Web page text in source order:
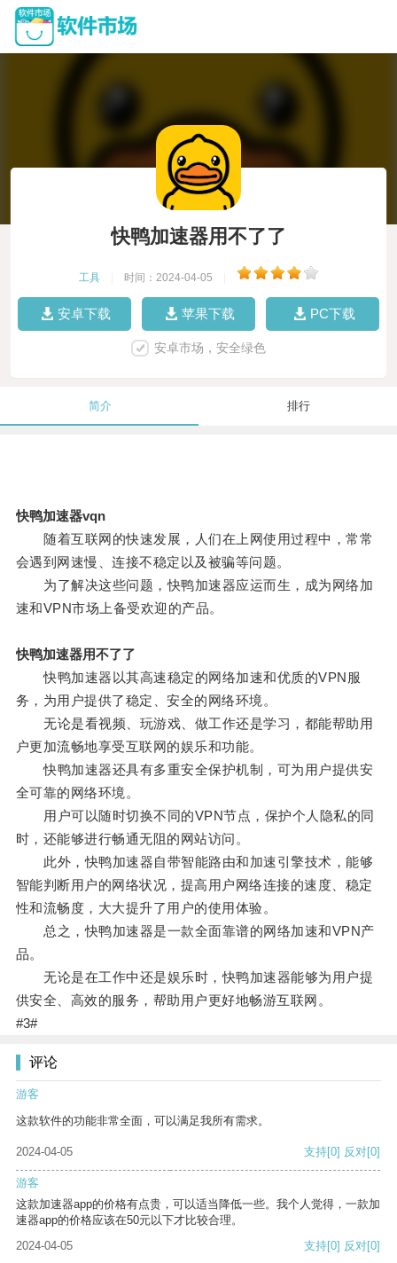
快鸭加速器用不了了
工具 时间：2024-04-05
安卓下载 苹果下载 PC下载
安卓市场，安全绿色
简介 排行
快鸭加速器vqn
随着互联网的快速发展，人们在上网使用过程中，常常
会遇到网速慢、连接不稳定以及被骗等问题。
为了解决这些问题，快鸭加速器应运而生，成为网络加
速和VPN市场上备受欢迎的产品。
快鸭加速器用不了了
快鸭加速器以其高速稳定的网络加速和优质的VPN服
务，为用户提供了稳定、安全的网络环境。
无论是看视频、玩游戏、做工作还是学习，都能帮助用
户更加流畅地享受互联网的娱乐和功能。
快鸭加速器还具有多重安全保护机制，可为用户提供安
全可靠的网络环境。
用户可以随时切换不同的VPN节点，保护个人隐私的同
时，还能够进行畅通无阻的网站访问。
此外，快鸭加速器自带智能路由和加速引擎技术，能够
智能判断用户的网络状况，提高用户网络连接的速度、稳定
性和流畅度，大大提升了用户的使用体验。
总之，快鸭加速器是一款全面靠谱的网络加速和VPN产
品。
无论是在工作中还是娱乐时，快鸭加速器能够为用户提
供安全、高效的服务，帮助用户更好地畅游互联网。
#3#
评论
游客
这款软件的功能非常全面，可以满足我所有需求。
2024-04-05 支持[0] 反对[0]
游客
这款加速器app的价格有点贵，可以适当降低一些。我个人觉得，一款加
速器app的价格应该在50元以下才比较合理。
2024-04-05
支持[0] 反对[0]